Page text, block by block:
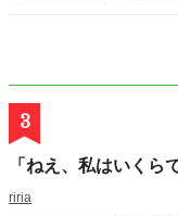
3
「ねえ、私はいくら
riria